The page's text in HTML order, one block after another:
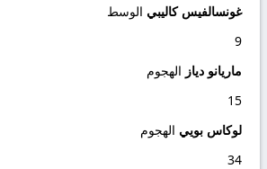
غونسالفيس كاليبي الوسط
9
ماريانو دياز الهجوم
15
لوكاس بويي الهجوم
34